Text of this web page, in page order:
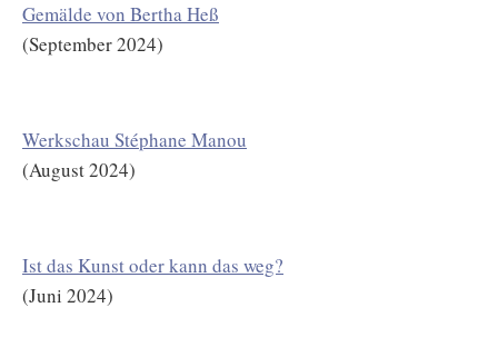
Gemälde von Bertha Heß
(September 2024)
Werkschau Stéphane Manou
(August 2024)
Ist das Kunst oder kann das weg?
(Juni 2024)